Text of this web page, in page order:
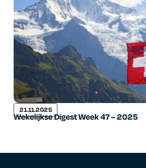
21.11.2025
Wekelijkse Digest Week 47 – 2025